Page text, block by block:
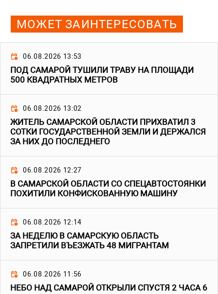
МОЖЕТ ЗАИНТЕРЕСОВАТЬ
06.08.2026 13:53
ПОД САМАРОЙ ТУШИЛИ ТРАВУ НА ПЛОЩАДИ
500 КВАДРАТНЫХ МЕТРОВ
06.08.2026 13:02
ЖИТЕЛЬ САМАРСКОЙ ОБЛАСТИ ПРИХВАТИЛ 3
СОТКИ ГОСУДАРСТВЕННОЙ ЗЕМЛИ И ДЕРЖАЛСЯ
ЗА НИХ ДО ПОСЛЕДНЕГО
06.08.2026 12:27
В САМАРСКОЙ ОБЛАСТИ СО СПЕЦАВТОСТОЯНКИ
ПОХИТИЛИ КОНФИСКОВАННУЮ МАШИНУ
06.08.2026 12:14
ЗА НЕДЕЛЮ В САМАРСКУЮ ОБЛАСТЬ
ЗАПРЕТИЛИ ВЪЕЗЖАТЬ 48 МИГРАНТАМ
06.08.2026 11:56
НЕБО НАД САМАРОЙ ОТКРЫЛИ СПУСТЯ 2 ЧАСА 6